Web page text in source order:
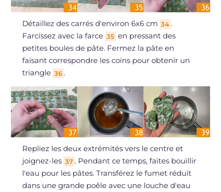
Détaillez des carrés d'environ 6x6 cm 34 .
Farcissez avec la farce 35 en pressant des
petites boules de pâte. Fermez la pâte en
faisant correspondre les coins pour obtenir un
triangle 36 .
Repliez les deux extrémités vers le centre et
joignez-les 37 . Pendant ce temps, faites bouillir
l'eau pour les pâtes. Transférez le fumet réduit
dans une grande poêle avec une louche d'eau